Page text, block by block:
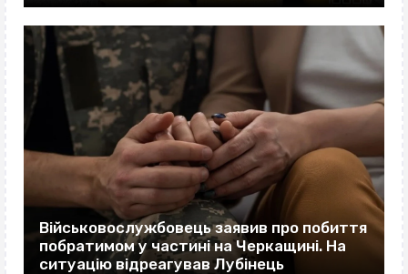
Військовослужбовець заявив про побиття
побратимом у частині на Черкащині. На
ситуацію відреагував Лубінець